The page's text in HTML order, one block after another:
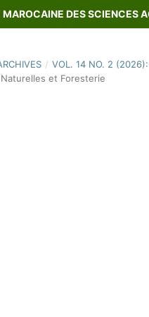
/ VOL. 14 NO. 2
et Foresterie